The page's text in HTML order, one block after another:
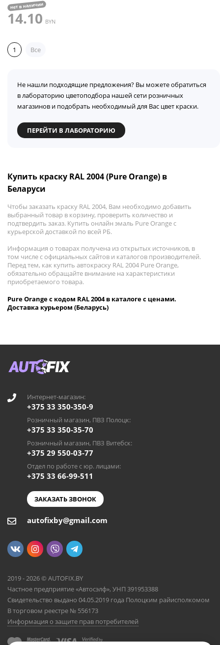
нет в наличии
14.10 BYN
1 Все
Не нашли подходящие предложения? Вы можете обратиться
в лабораторию цветоподбора нашей сети розничных
магазинов и подобрать необходимый для Вас цвет краски.
ПЕРЕЙТИ В ЛАБОРАТОРИЮ
Купить краску RAL 2004 (Pure Orange) в
Беларуси
Чтобы заказать краску RAL 2004, Вам необходимо добавить
выбранный товар в корзину, проверить количество и
подтвердить заказ. Купить онлайн эмаль Pure Orange с
курьерской доставкой по всей РБ.
Информация о товарах получена из открытых источников, в
том числе с официальных сайтов и каталогов производителей.
Перед тем, как купить автокраску RAL 2004 Pure Orange,
обязательно обращайте внимание на характеристики
приобретаемого товара.
Pure Orange с кодом RAL 2004 в каталоге с ценами.
Доставка курьером (Беларусь)
Интернет-магазин:
+375 33 350-350-9
Розничный магазин, ПВЗ Полоцк:
+375 33 350-35-70
Розничный магазин, ПВЗ Витебск:
+375 29 550-03-77
Отдел по работе с юр. лицами:
+375 33 66-99-511
ЗАКАЗАТЬ ЗВОНОК
autofixby@gmail.com
2019 - 2026 © AUTOFIX.BY
Частное предприятие «Автосэлф», УНП 391953388
Свидетельство выдано 04.05.2019 года Полоцким райисполкомом
В торговом реестре № 556173
Информация о защите прав потребителей